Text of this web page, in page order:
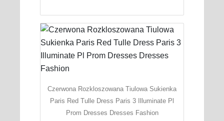
Czerwona Rozkloszowana Tiulowa Sukienka
Paris Red Tulle Dress Paris 3 Illuminate Pl
Prom Dresses Dresses Fashion